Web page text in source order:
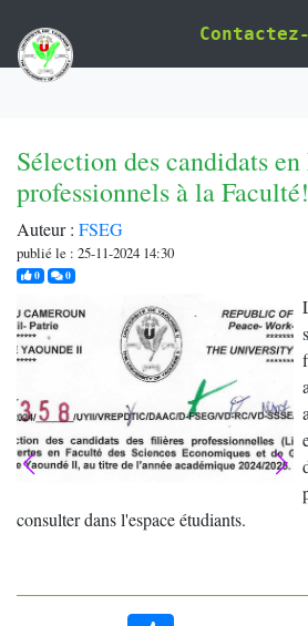
Sélection des candidats
professionnels à la Faculté!
Auteur : FSEG
publié le : 25-11-2024 14:30
0j'aime0commentaires
consulter dans l'espace étudiants.